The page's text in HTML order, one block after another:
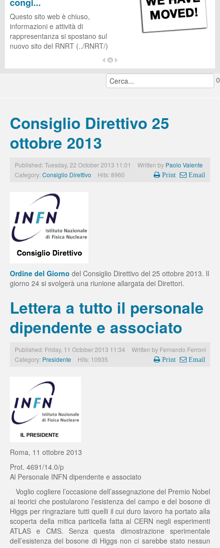
Questo sito web è chiuso,
informazioni e attività di
rappresentanza si spostano sul
nuovo sito del RNRT (../RNRT/)
0
Consiglio Direttivo 25
ottobre 2013
Published: Tuesday, 22 October 2013 11:01 Written by Paolo Valente
Category: Consiglio Direttivo Hits: 8960 Print Email
Ordine del Giorno del Consiglio Direttivo del 25 ottobre 2013. Il
giorno 24 si svolgerà una riunione allargata dei Direttori.
Lettera a tutto il personale
dipendente e associato
Published: Friday, 11 October 2013 11:34 Written by Fernando Ferroni
Category: Presidente Hits: 10935 Print Email
Roma, 11 ottobre 2013
Prot. 4691/14.0/p
Al Personale INFN dipendente e associato
Voglio cogliere l’occasione dell’assegnazione del Premio Nobel
ai teorici che postularono l’esistenza del campo e del bosone di
Higgs per ringraziare tutti quelli il cui duro lavoro ha portato alla
scoperta della mitica particella fatta al CERN negli esperimenti
ATLAS e CMS. Senza questa dimostrazione sperimentale
dell’esistenza del bosone di Higgs non ci sarebbe stato nessun
CUG